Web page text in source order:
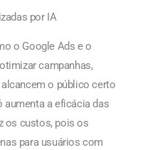
por IA
o Google Ads e o
campanhas,
o público certo
a eficácia das
os custos, pois os
para usuários com